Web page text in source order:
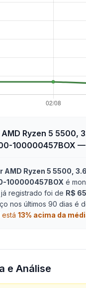
Ryzen 5 5500,
100000457BOX —
AMD Ryzen 5 5500,
100000457BOX é
registrado foi de R$
nos últimos 90 dias é
13% acima da
e Análise